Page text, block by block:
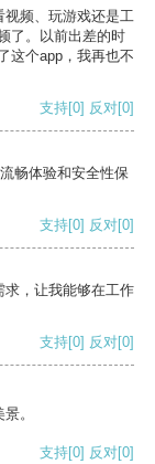
视频、玩游戏还是工
了。以前出差的时
这个app，我再也不
支持[0] 反对[0]
畅体验和安全性保
支持[0] 反对[0]
求，让我能够在工作
支持[0] 反对[0]
。
支持[0] 反对[0]